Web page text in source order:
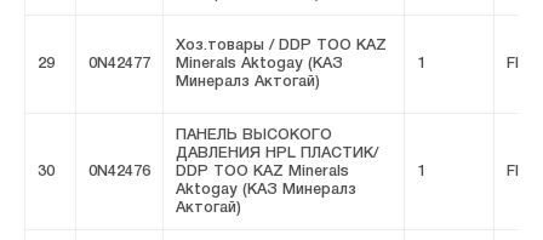
29 0N42477
Хоз.товары / DDP ТОО KAZ
Minerals Aktogay (КАЗ
Минералз Актогай)
1 FIVE
30 0N42476
ПАНЕЛЬ ВЫСОКОГО
ДАВЛЕНИЯ HPL ПЛАСТИК/
DDP ТОО KAZ Minerals
Aktogay (КАЗ Минералз
Актогай)
1 FIVE